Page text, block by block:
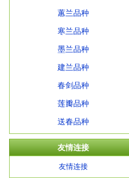
蕙兰品种
寒兰品种
墨兰品种
建兰品种
春剑品种
莲瓣品种
送春品种
友情连接
友情连接